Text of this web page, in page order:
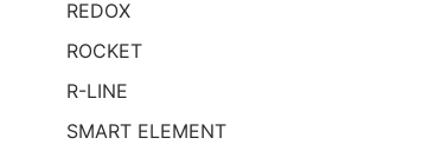
REDOX
ROCKET
R-LINE
SMART ELEMENT